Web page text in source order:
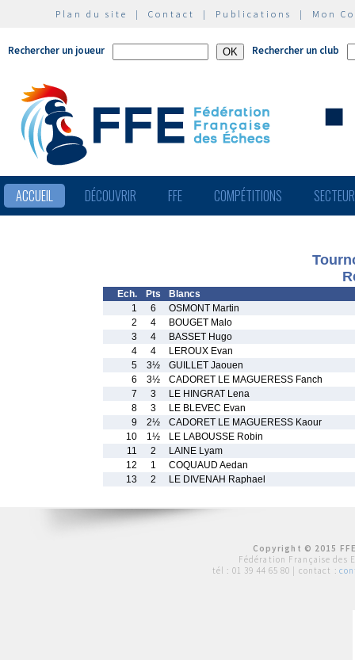
Plan du site | Contact | Publications | Mon
Rechercher un joueur Rechercher un club
ACCUEIL DÉCOUVRIR FFE COMPÉTITIONS
Ech. Pts
Blancs
1
6
OSMONT Martin
2
4
BOUGET Malo
3
4
BASSET Hugo
4
4
LEROUX Evan
5
3½
GUILLET Jaouen
6
3½
CADORET LE MAGUERESS Fanch
7
3
LE HINGRAT Lena
8
3
LE BLEVEC Evan
9
2½
CADORET LE MAGUERESS Kaour
10
1½
LE LABOUSSE Robin
11
2
LAINE Lyam
12
1
COQUAUD Aedan
13
2 LE DIVENAH Raphael
Copyright © 2015
Fédération Française des
tél : 01 39 44 65 80 | contact :